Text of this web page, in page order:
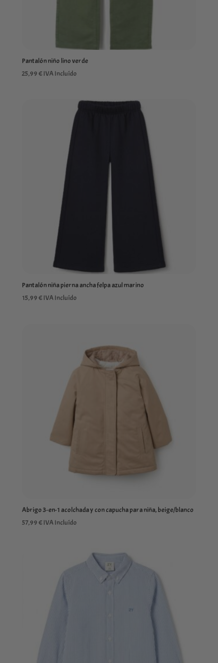
Pantalón niño lino verde
25,99€IVA Incluído
Pantalón niña pierna ancha felpa azul marino
15,99€IVA Incluído
Abrigo 3-en-1 acolchada y con capucha para niña, beige/blanco
57,99€IVA Incluído